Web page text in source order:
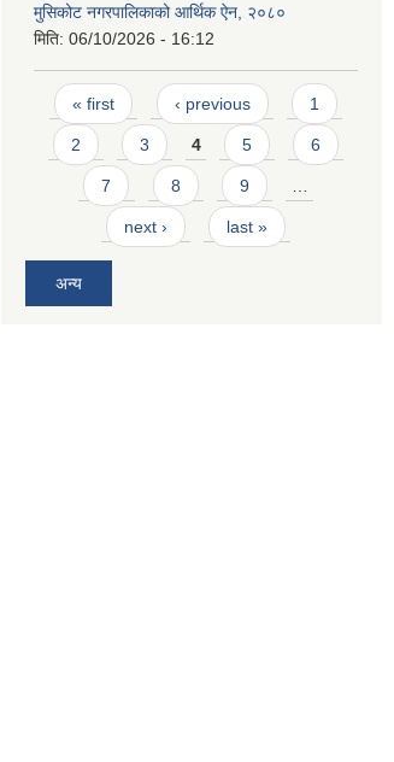
मुसिकोट नगरपालिकाको आर्थिक ऐन, २०८०
मिति: 06/10/2026 - 16:12
Pages
« first ‹ previous 1
2 3 4 5 6
7 8 9 …
next › last »
अन्य